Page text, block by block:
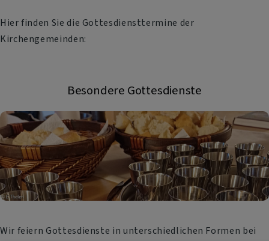
Hier finden Sie die Gottesdiensttermine der
Kirchengemeinden:
Besondere Gottesdienste
Wir feiern Gottesdienste in unterschiedlichen Formen bei